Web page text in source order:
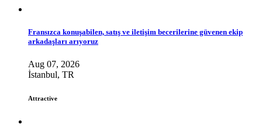
Fransızca konuşabilen, satış ve iletişim becerilerine güvenen ekip
arkadaşları arıyoruz
Aug 07, 2026
İstanbul, TR
Attractive